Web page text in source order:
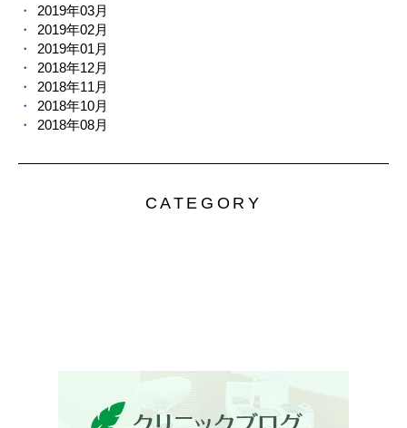
2019年03月
2019年02月
2019年01月
2018年12月
2018年11月
2018年10月
2018年08月
CATEGORY